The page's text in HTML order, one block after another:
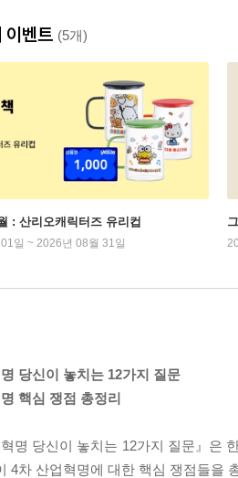
이벤트 (5개)
: 산리오캐릭터즈 유리컵
일 ~ 2026년 08월 31일
당신이 놓치는 12가지 질문
핵심 쟁점 총정리
혁명 당신이 놓치는 12가지 질문』은
4차 산업혁명에 대한 핵심 쟁점들을